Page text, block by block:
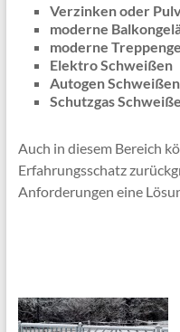
Verzinken oder
moderne
moderne
Elektro Schweißen
Autogen Schweißen
Schutzgas
Auch in diesem Bereich
Erfahrungsschatz
Anforderungen eine